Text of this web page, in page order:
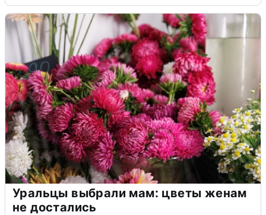
Уральцы выбрали мам: цветы женам
не достались